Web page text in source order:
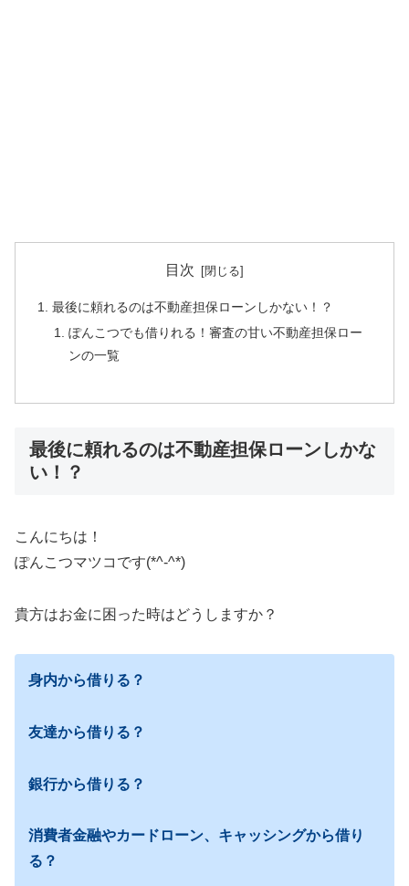
目次
最後に頼れるのは不動産担保ローンしかない！？
ぽんこつでも借りれる！審査の甘い不動産担保ロー
ンの一覧
最後に頼れるのは不動産担保ローンしかな
い！？
こんにちは！
ぽんこつマツコです(*^-^*)
貴方はお金に困った時はどうしますか？
身内から借りる？
友達から借りる？
銀行から借りる？
消費者金融やカードローン、キャッシングから借り
る？